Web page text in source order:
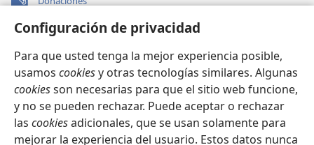
Configuración de privacidad
Para que usted tenga la mejor experiencia posible,
usamos cookiesy otras tecnologías similares. Algunas
cookiesson necesarias para que el sitio web funcione,
y no se pueden rechazar. Puede aceptar o rechazar
las cookiesadicionales, que se usan solamente para
mejorar la experiencia del usuario. Estos datos nunca
(abre
nueva BIBLIOTECA EN LÍNEA Watchtower™
una
nueva
ventana)
JW Hub
(abre
una
nueva
ventana)
JW Library
Watchtower Library